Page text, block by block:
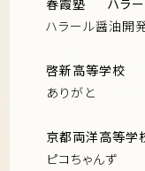
春霞塾
ハラ
ハラール醤油開
啓新高等学校
ありがと
京都両洋高等学
ピコちゃんず